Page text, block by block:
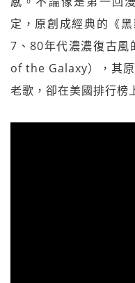
定，原創成經典的《
7、80年代濃濃復古
of the Galaxy），其
老歌，卻在美國排行榜